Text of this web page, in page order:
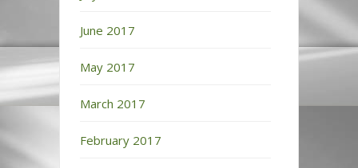
June 2017
May 2017
March 2017
February 2017